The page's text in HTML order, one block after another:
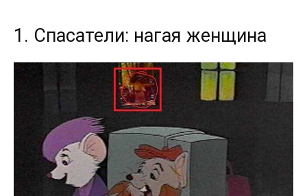
1. Спасатели: нагая женщина